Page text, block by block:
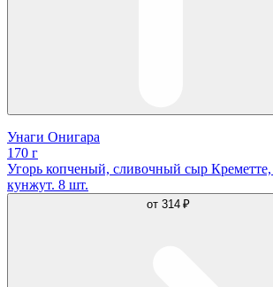
Унаги Онигара
170 г
Угорь копченый, сливочный сыр Креметте,
кунжут. 8 шт.
от 314 ₽